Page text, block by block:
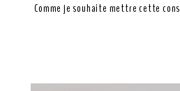
Comme je souhaite mettre cette